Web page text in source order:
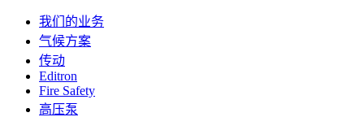
我们的业务
气候方案
传动
Editron
Fire Safety
高压泵